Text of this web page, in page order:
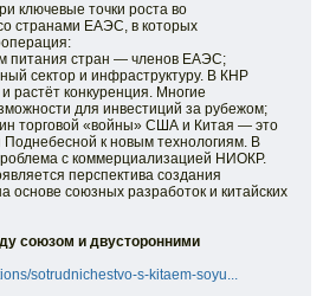
ключевые точки роста во
странами ЕАЭС, в которых
питания стран — членов ЕАЭС;
сектор и инфраструктуру. В КНР
растёт конкуренция. Многие
для инвестиций за рубежом;
торговой «войны» США и Китая — это
к новым технологиям. В
с коммерциализацией НИОКР.
перспектива создания
основе союзных разработок и китайских
союзом и двусторонними
sotrudnichestvo-s-kitaem-soyu...